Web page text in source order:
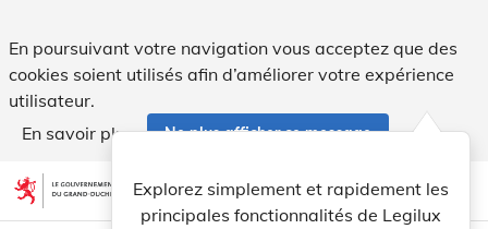
En poursuivant votre navigation vous acceptez que des
cookies soient utilisés afin d’améliorer votre expérience
utilisateur.
En savoir plus
Ne plus afficher ce message
Aller au contenu account_circle help Aide
Explorez simplement et rapidement les
principales fonctionnalités de Legilux
light_mode dark_mode